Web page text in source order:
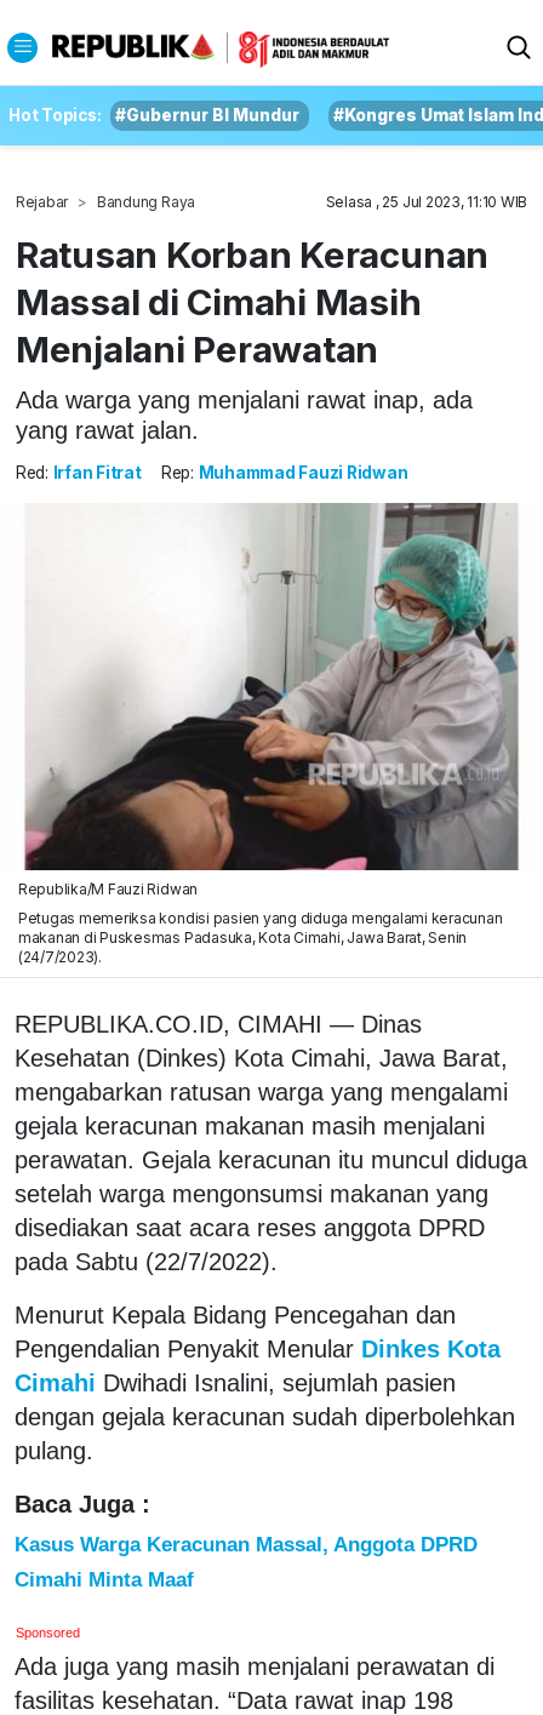
Hot Topics: #Gubernur BI Mundur #Kongres Umat Islam
Rejabar Bandung Raya Selasa , 25 Jul 2023, 11:10 WIB
Ratusan Korban Keracunan
Massal di Cimahi Masih
Menjalani Perawatan
Ada warga yang menjalani rawat inap, ada
yang rawat jalan.
Red: Irfan Fitrat Rep: Muhammad Fauzi Ridwan
Republika/M Fauzi Ridwan
Petugas memeriksa kondisi pasien yang diduga mengalami keracunan
makanan di Puskesmas Padasuka, Kota Cimahi, Jawa Barat, Senin
(24/7/2023).
REPUBLIKA.CO.ID, CIMAHI — Dinas
Kesehatan (Dinkes) Kota Cimahi, Jawa Barat,
mengabarkan ratusan warga yang mengalami
gejala keracunan makanan masih menjalani
perawatan. Gejala keracunan itu muncul diduga
setelah warga mengonsumsi makanan yang
disediakan saat acara reses anggota DPRD
pada Sabtu (22/7/2022).
Menurut Kepala Bidang Pencegahan dan
Pengendalian Penyakit Menular Dinkes Kota
Cimahi Dwihadi Isnalini, sejumlah pasien
dengan gejala keracunan sudah diperbolehkan
pulang.
Baca Juga :
Kasus Warga Keracunan Massal, Anggota DPRD
Cimahi Minta Maaf
Sponsored
Ada juga yang masih menjalani perawatan di
fasilitas kesehatan. “Data rawat inap 198